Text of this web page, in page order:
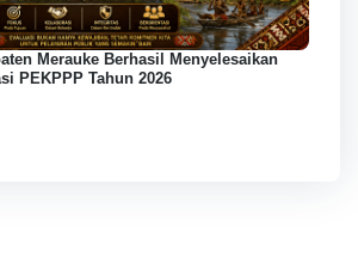
Merauke Berhasil Menyelesaikan
PEKPPP Tahun 2026